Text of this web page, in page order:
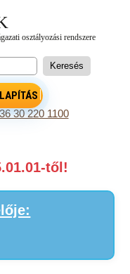
30 220 1100
től!